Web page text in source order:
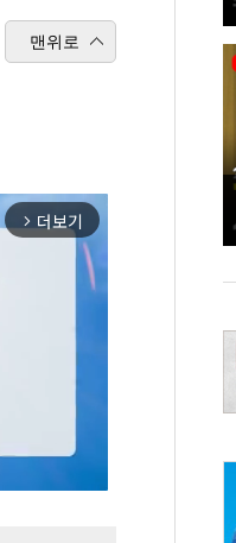
맨위로
arrow_forward_ios 더보기